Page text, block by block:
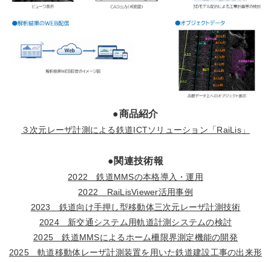
●商品紹介
３次元レーザ計測による鉄道ICTソリューション「RaiLis」
●関連技術報
2022 鉄道MMSの本格導入・運用
2022
RaiLisViewer活用事例
2023 鉄道向け手押し型移動体三次元レーザ計測技術
2024新交通システム用軌道計測システムの検討
2025 鉄道MMSによるホーム柵限界測定機能の開発
2025軌道移動体レーザ計測装置を用いた鉄道建設工事の出来形